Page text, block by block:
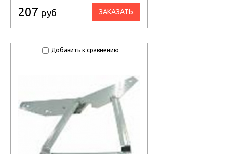
207 руб ЗАКАЗАТЬ
Добавить к сравнению